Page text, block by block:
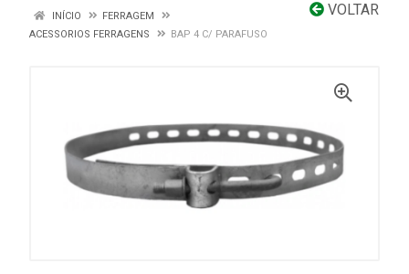
VOLTAR
INÍCIO
FERRAGEM
ACESSORIOS FERRAGENS
BAP 4 C/ PARAFUSO